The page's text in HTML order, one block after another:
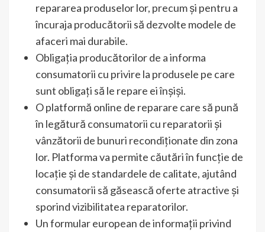
repararea produselor lor, precum și pentru a
încuraja producătorii să dezvolte modele de
afaceri mai durabile.
Obligația producătorilor de a informa
consumatorii cu privire la produsele pe care
sunt obligați să le repare ei înșiși.
O platformă online de reparare care să pună
în legătură consumatorii cu reparatorii și
vânzătorii de bunuri recondiționate din zona
lor. Platforma va permite căutări în funcție de
locație și de standardele de calitate, ajutând
consumatorii să găsească oferte atractive și
sporind vizibilitatea reparatorilor.
Un formular european de informații privind